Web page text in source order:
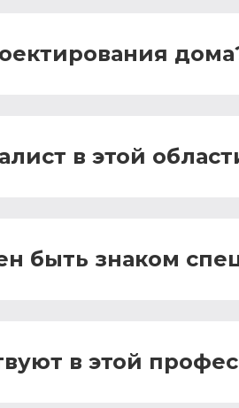
в этой
быть знаком
в этой